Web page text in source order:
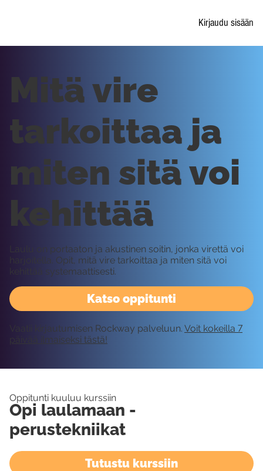
Kirjaudu sisään
Katso oppitunti
Mitä vire
tarkoittaa ja
miten sitä voi
kehittää
Laulu on portaaton ja akustinen soitin, jonka virettä voi
harjoitella. Opit, mitä vire tarkoittaa ja miten sitä voi
kehittää systemaattisesti.
Vaatii kirjautumisen Rockway palveluun. Voit kokeilla 7
päivää ilmaiseksi tästä!
Oppitunti kuuluu kurssiin
Opi laulamaan -
perustekniikat
Tutustu kurssiin